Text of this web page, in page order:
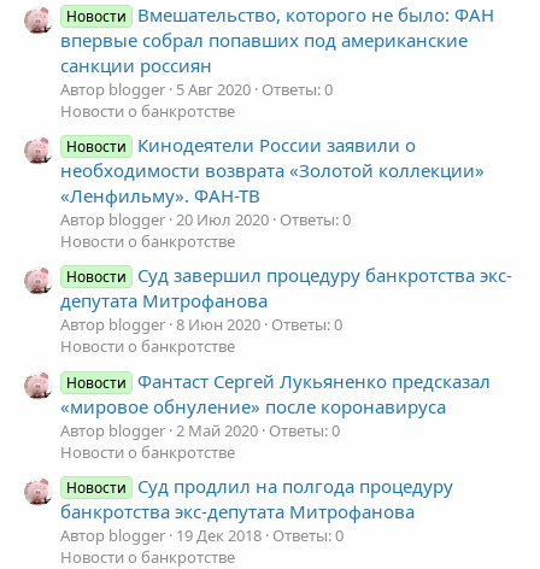
Новости
Вмешательство, которого не было: ФАН
впервые собрал попавших под американские
санкции россиян
Автор blogger 5 Авг 2020 Ответы: 0
Новости о банкротстве
Новости
Кинодеятели России заявили о
необходимости возврата «Золотой коллекции»
«Ленфильму». ФАН-ТВ
Автор blogger 20 Июл 2020 Ответы: 0
Новости о банкротстве
Новости
Суд завершил процедуру банкротства экс-
депутата Митрофанова
Автор blogger 8 Июн 2020 Ответы: 0
Новости о банкротстве
Новости
Фантаст Сергей Лукьяненко предсказал
«мировое обнуление» после коронавируса
Автор blogger 2 Май 2020 Ответы: 0
Новости о банкротстве
Новости
Суд продлил на полгода процедуру
банкротства экс-депутата Митрофанова
Автор blogger 19 Дек 2018 Ответы: 0
Новости о банкротстве